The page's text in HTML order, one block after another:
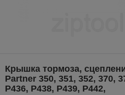
Крышка тормоза,
Partner 350, 351, 352, 370,
P436, P438, P439, P442,